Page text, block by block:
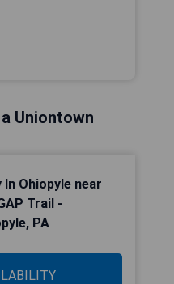
Uniontown
In Ohiopyle near
Trail -
PA